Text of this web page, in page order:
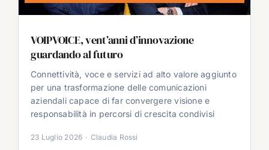
VOIPVOICE, vent’anni d’innovazione
guardando al futuro
Connettività, voce e servizi ad alto valore aggiunto
per una trasformazione delle comunicazioni
aziendali capace di far convergere visione e
responsabilità in percorsi di crescita condivisi
23 Luglio 2026 · Claudia Rossi